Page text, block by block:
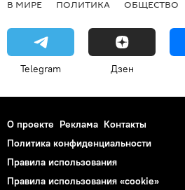
В МИРЕ ПОЛИТИКА ОБЩЕСТВО
Telegram Дзен
О проекте Реклама Контакты
Политика конфиденциальности
Правила использования
Правила использования «cookie»